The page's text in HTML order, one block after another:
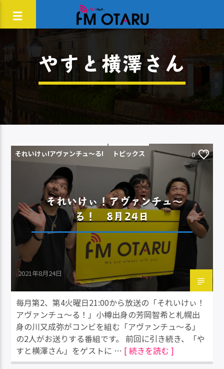
やすと横澤さん
それいけぃ!アヴァンチュ〜る! トピックス 0
それいけぃ！アヴァンチュ～
る！ 8月24日
2021年8月24日
毎月第2、第4火曜日21:00から放送の「それいけぃ！
アヴァンチュ～る！」小樽出身の芳岡智希と札幌出
身の川又成弥がコンビを組む「アヴァンチュ～る」
の2人がお送りする番組です。 前回に引き続き、「や
すと横澤さん」をゲストに … [ 続きを読む ]